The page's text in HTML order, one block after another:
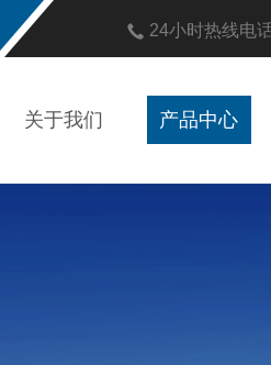
24小时热线电话
关于我们 产品中心